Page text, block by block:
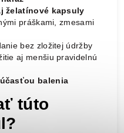
želatínové kapsuly
práškami, zmesami
bez zložitej údržby
aj menšiu pravidelnú
balenia
túto